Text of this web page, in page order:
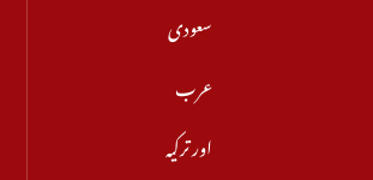
سعودی
عرب
اور ترکیہ